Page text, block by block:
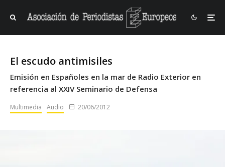
El escudo antimisiles
Emisión en Españoles en la mar de Radio Exterior en
referencia al XXIV Seminario de Defensa
Multimedia Audio 20/06/2012